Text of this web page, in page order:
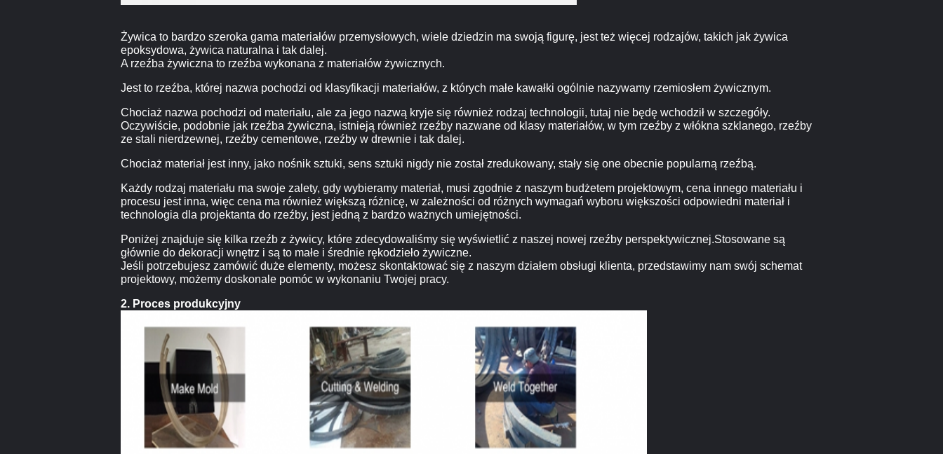
Żywica to bardzo szeroka gama materiałów przemysłowych, wiele dziedzin ma swoją figurę, jest też więcej rodzajów, takich jak żywica
epoksydowa, żywica naturalna i tak dalej.
A rzeźba żywiczna to rzeźba wykonana z materiałów żywicznych.
Jest to rzeźba, której nazwa pochodzi od klasyfikacji materiałów, z których małe kawałki ogólnie nazywamy rzemiosłem żywicznym.
Chociaż nazwa pochodzi od materiału, ale za jego nazwą kryje się również rodzaj technologii, tutaj nie będę wchodził w szczegóły.
Oczywiście, podobnie jak rzeźba żywiczna, istnieją również rzeźby nazwane od klasy materiałów, w tym rzeźby z włókna szklanego, rzeźby
ze stali nierdzewnej, rzeźby cementowe, rzeźby w drewnie i tak dalej.
Chociaż materiał jest inny, jako nośnik sztuki, sens sztuki nigdy nie został zredukowany, stały się one obecnie popularną rzeźbą.
Każdy rodzaj materiału ma swoje zalety, gdy wybieramy materiał, musi zgodnie z naszym budżetem projektowym, cena innego materiału i
procesu jest inna, więc cena ma również większą różnicę, w zależności od różnych wymagań wyboru większości odpowiedni materiał i
technologia dla projektanta do rzeźby, jest jedną z bardzo ważnych umiejętności.
Poniżej znajduje się kilka rzeźb z żywicy, które zdecydowaliśmy się wyświetlić z naszej nowej rzeźby perspektywicznej.Stosowane są
głównie do dekoracji wnętrz i są to małe i średnie rękodzieło żywiczne.
Jeśli potrzebujesz zamówić duże elementy, możesz skontaktować się z naszym działem obsługi klienta, przedstawimy nam swój schemat
projektowy, możemy doskonale pomóc w wykonaniu Twojej pracy.
2. Proces produkcyjny